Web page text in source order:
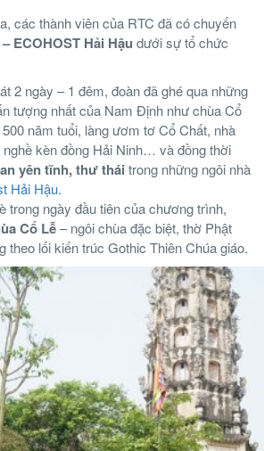
các thành viên của RTC đã có chuyến
ECOHOST Hải Hậu dưới sự tổ chức
2 ngày – 1 đêm, đoàn đã ghé qua những
tượng nhất của Nam Định như chùa Cổ
năm tuổi, làng ươm tơ Cổ Chất, nhà
kèn đồng Hải Ninh… và đồng thời
yên tĩnh, thư thái trong những ngôi nhà
Hải Hậu.
trong ngày đầu tiên của chương trình,
Cổ Lễ– ngôi chùa đặc biệt, thờ Phật
theo lối kiến trúc Gothic Thiên Chúa giáo.